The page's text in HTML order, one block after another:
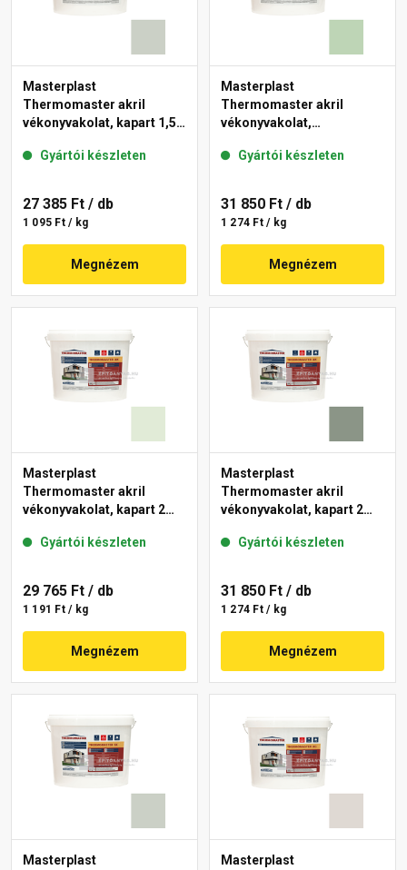
Masterplast
Thermomaster akril
vékonyvakolat, kapart 1,5
Gyártói készleten
27 385 Ft / db
1 095 Ft / kg
Megnézem
Masterplast
Thermomaster akril
vékonyvakolat,
41-D 25 kg
Gyártói készleten
31 850 Ft / db
1 274 Ft / kg
Megnézem
Masterplast
Thermomaster akril
vékonyvakolat, kapart 2
Gyártói készleten
29 765 Ft / db
1 191 Ft / kg
Megnézem
Masterplast
Thermomaster akril
vékonyvakolat, kapart 2
Gyártói készleten
31 850 Ft / db
1 274 Ft / kg
Megnézem
Masterplast
Masterplast